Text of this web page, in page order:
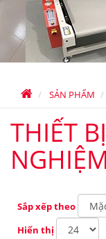
SẢN PHẨM
THIẾT
NGHIỆM
Sắp xếp theo
Hiển thị